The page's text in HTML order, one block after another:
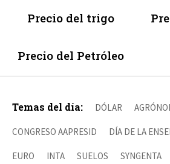
Precio del trigo
Precio del Petróleo
Temas del día: DÓLAR
CONGRESO AAPRESID DÍA DE LA
EURO INTA SUELOS SYNGENTA